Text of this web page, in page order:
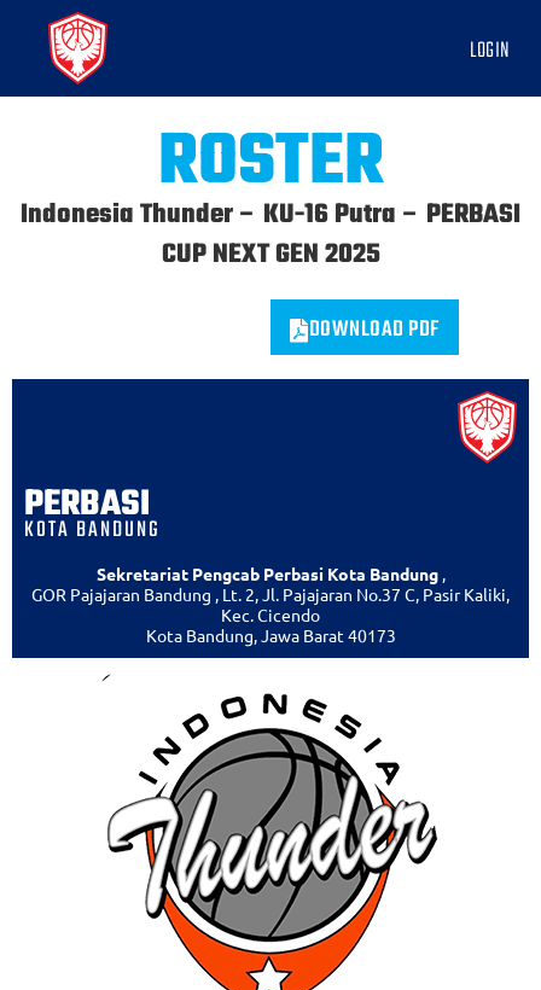
LOGIN
ROSTER
Indonesia Thunder – KU-16 Putra – PERBASI
CUP NEXT GEN 2025
DOWNLOAD PDF
PERBASI
KOTA BANDUNG
Sekretariat Pengcab Perbasi Kota Bandung ,
GOR Pajajaran Bandung , Lt. 2, Jl. Pajajaran No.37 C, Pasir Kaliki,
Kec. Cicendo
Kota Bandung, Jawa Barat 40173